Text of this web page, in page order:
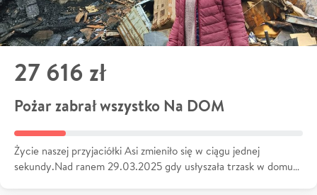
27 616 zł
Pożar zabrał wszystko Na DOM
Życie naszej przyjaciółki Asi zmieniło się w ciągu jednej
sekundy.Nad ranem 29.03.2025 gdy usłyszała trzask w domu…